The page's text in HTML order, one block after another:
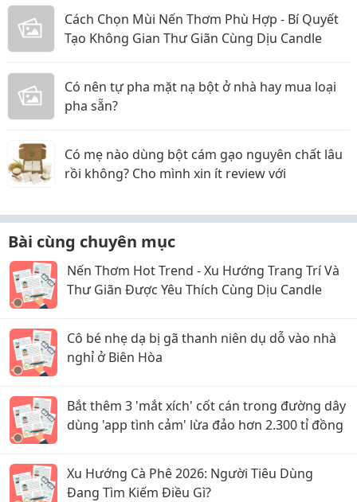
Cách Chọn Mùi Nến Thơm Phù Hợp - Bí Quyết
Tạo Không Gian Thư Giãn Cùng Dịu Candle
Có nên tự pha mặt nạ bột ở nhà hay mua loại
pha sẵn?
Có mẹ nào dùng bột cám gạo nguyên chất lâu
rồi không? Cho mình xin ít review với
Bài cùng chuyên mục
Nến Thơm Hot Trend - Xu Hướng Trang Trí Và
Thư Giãn Được Yêu Thích Cùng Dịu Candle
Cô bé nhẹ dạ bị gã thanh niên dụ dỗ vào nhà
nghỉ ở Biên Hòa
Bắt thêm 3 'mắt xích' cốt cán trong đường dây
dùng 'app tình cảm' lừa đảo hơn 2.300 tỉ đồng
Xu Hướng Cà Phê 2026: Người Tiêu Dùng
Đang Tìm Kiếm Điều Gì?